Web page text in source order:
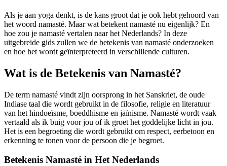
Als je aan yoga denkt, is de kans groot dat je ook hebt gehoord van
het woord namasté. Maar wat betekent namasté nu eigenlijk? En
hoe zou je namasté vertalen naar het Nederlands? In deze
uitgebreide gids zullen we de betekenis van namasté onderzoeken
en hoe het wordt geïnterpreteerd in verschillende culturen.
Wat is de Betekenis van Namasté?
De term namasté vindt zijn oorsprong in het Sanskriet, de oude
Indiase taal die wordt gebruikt in de filosofie, religie en literatuur
van het hindoeïsme, boeddhisme en jaïnisme. Namasté wordt vaak
vertaald als ik buig voor jou of ik groet het goddelijke licht in jou.
Het is een begroeting die wordt gebruikt om respect, eerbetoon en
erkenning te tonen voor de persoon die je begroet.
Betekenis Namasté in Het Nederlands